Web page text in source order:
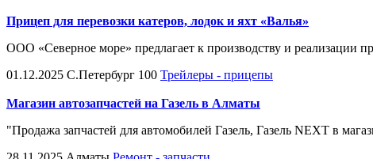
Прицеп для перевозки катеров, лодок и яхт «Валья»
ООО «Северное море» предлагает к производству и реализации
01.12.2025 С.Петербург 100 Трейлеры - прицепы
Магазин автозапчастей на Газель в Алматы
"Продажа запчастей для автомобилей Газель, Газель NEXT в